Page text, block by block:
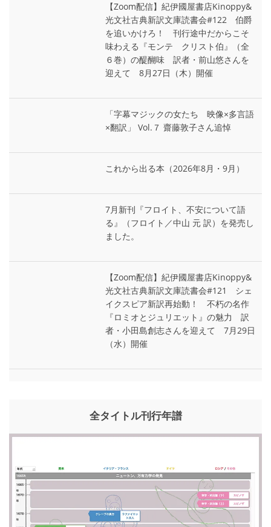
【Zoom配信】紀伊國屋書店Kinoppy&
光文社古典新訳文庫読書会#122 伯爵
を追いかけろ！ 刊行途中だからこそ
味わえる『モンテ゠クリスト伯』（全
６巻）の醍醐味 訳者・前山悠さんを
迎えて 8月27日（木）開催
「字幕マジックの女たち 映像×多言語
×翻訳」 Vol.７ 齋藤敦子さん追悼
これから出る本（2026年8月・9月）
7月新刊『フロイト、不安について語
る』（フロイト／中山 元 訳）を発売し
ました。
【Zoom配信】紀伊國屋書店Kinoppy&
光文社古典新訳文庫読書会#121 シェ
イクスピア新訳再始動！ 不朽の名作
『ロミオとジュリエット』の魅力 訳
者・小田島創志さんを迎えて 7月29日
（水）開催
全タイトル刊行年譜